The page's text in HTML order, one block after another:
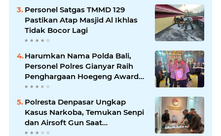
Personel Satgas TMMD 129
Pastikan Atap Masjid Al Ikhlas
Tidak Bocor Lagi
Harumkan Nama Polda Bali,
Personel Polres Gianyar Raih
Penghargaan Hoegeng Awards
2026
Polresta Denpasar Ungkap
Kasus Narkoba, Temukan Senpi
dan Airsoft Gun Saat
Pengerebekan